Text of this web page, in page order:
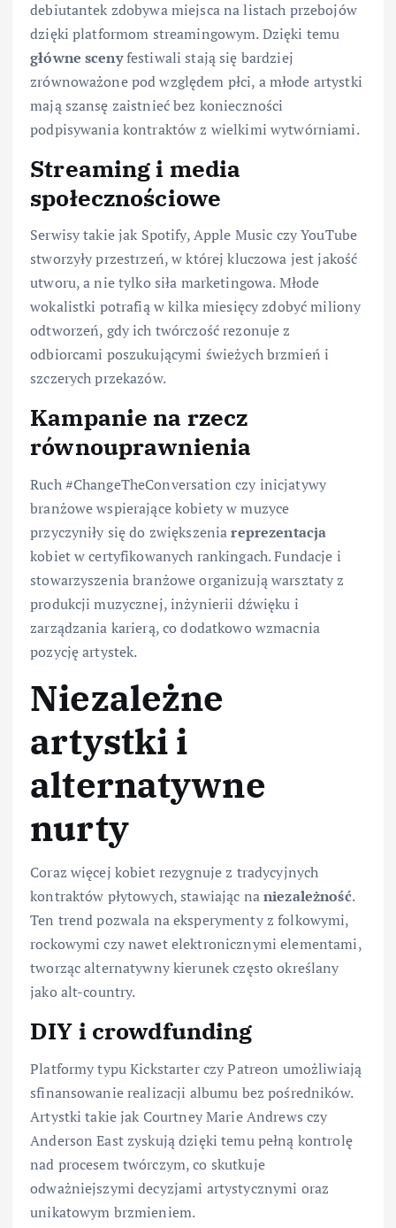
debiutantek zdobywa miejsca na listach przebojów
dzięki platformom streamingowym. Dzięki temu
główne scenyfestiwali stają się bardziej
zrównoważone pod względem płci, a młode artystki
mają szansę zaistnieć bez konieczności
podpisywania kontraktów z wielkimi wytwórniami.
Streaming i media
społecznościowe
Serwisy takie jak Spotify, Apple Music czy YouTube
stworzyły przestrzeń, w której kluczowa jest jakość
utworu, a nie tylko siła marketingowa. Młode
wokalistki potrafią w kilka miesięcy zdobyć miliony
odtworzeń, gdy ich twórczość rezonuje z
odbiorcami poszukującymi świeżych brzmień i
szczerych przekazów.
Kampanie na rzecz
równouprawnienia
Ruch #ChangeTheConversation czy inicjatywy
branżowe wspierające kobiety w muzyce
przyczyniły się do zwiększeniareprezentacja
kobiet w certyfikowanych rankingach. Fundacje i
stowarzyszenia branżowe organizują warsztaty z
produkcji muzycznej, inżynierii dźwięku i
zarządzania karierą, co dodatkowo wzmacnia
pozycję artystek.
Niezależne
artystki i
alternatywne
nurty
Coraz więcej kobiet rezygnuje z tradycyjnych
kontraktów płytowych, stawiając naniezależność.
Ten trend pozwala na eksperymenty z folkowymi,
rockowymi czy nawet elektronicznymi elementami,
tworząc alternatywny kierunek często określany
jako alt-country.
DIY i crowdfunding
Platformy typu Kickstarter czy Patreon umożliwiają
sfinansowanie realizacji albumu bez pośredników.
Artystki takie jak Courtney Marie Andrews czy
Anderson East zyskują dzięki temu pełną kontrolę
nad procesem twórczym, co skutkuje
odważniejszymi decyzjami artystycznymi oraz
unikatowym brzmieniem.